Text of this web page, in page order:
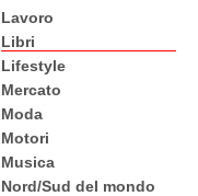
Lavoro
Libri
Lifestyle
Mercato
Moda
Motori
Musica
Nord/Sud del mondo